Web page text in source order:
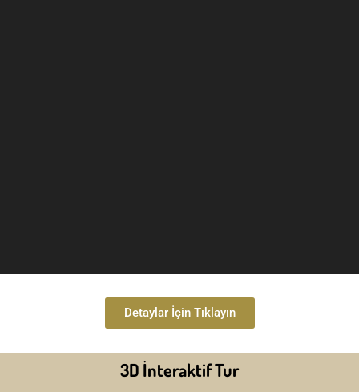
Detaylar İçin Tıklayın
3D İnteraktif Tur